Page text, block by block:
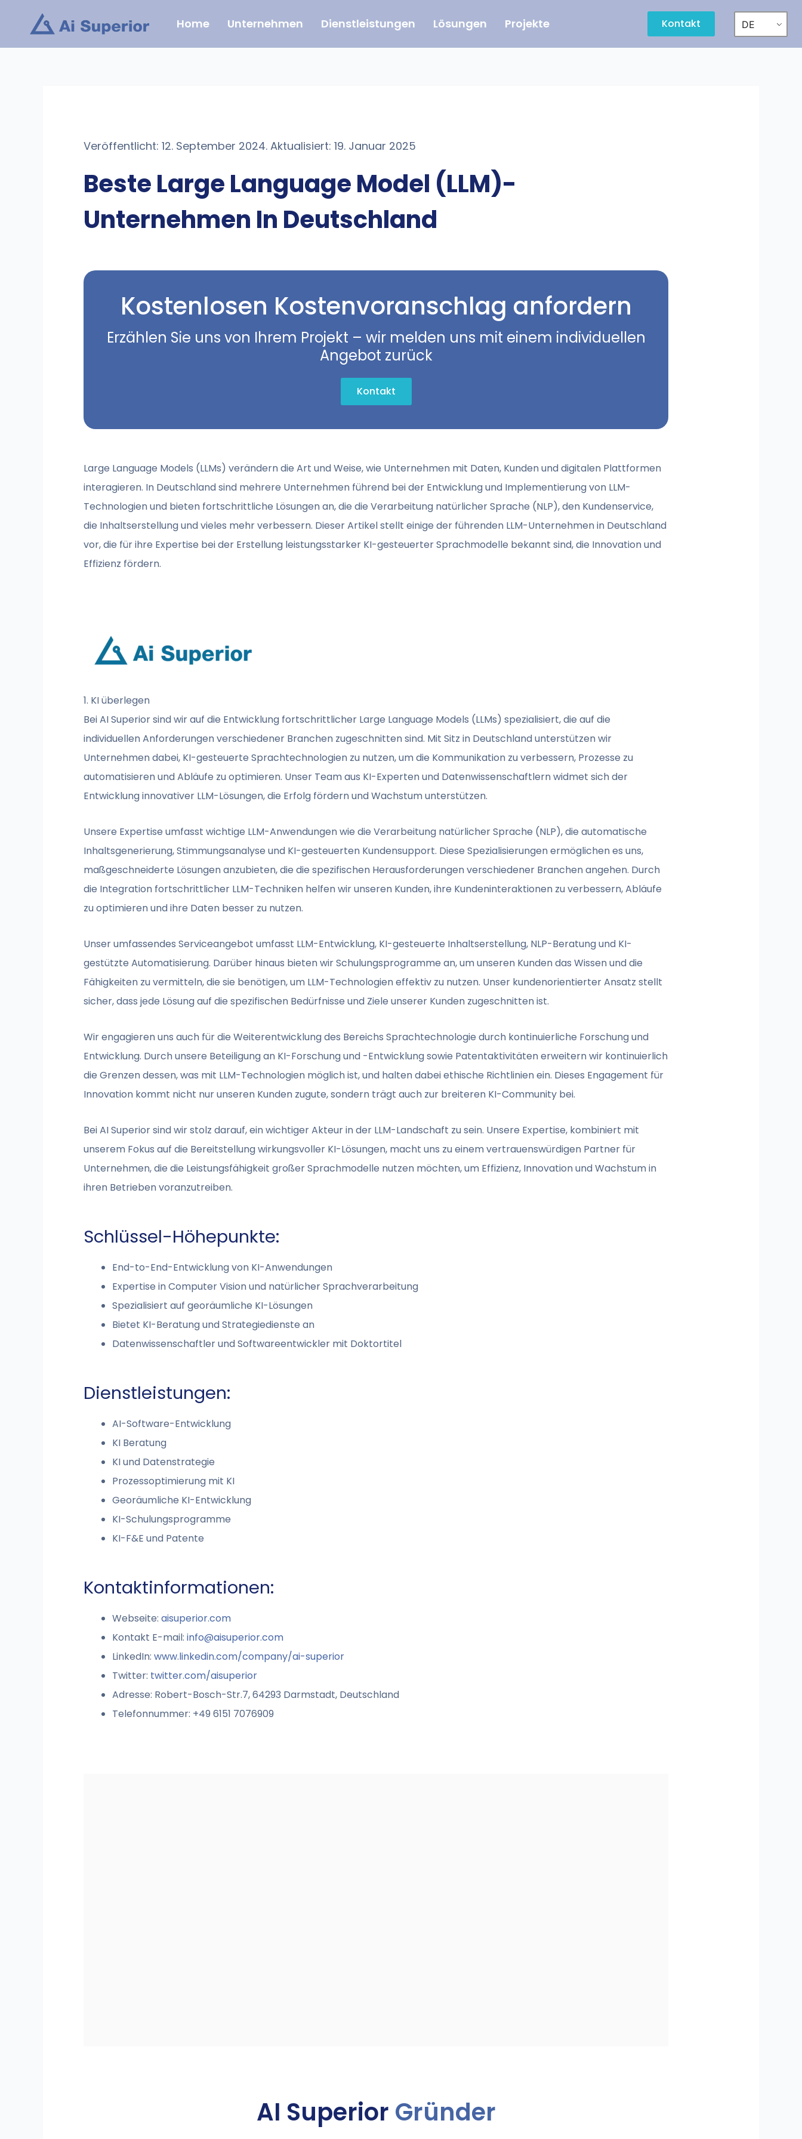
springen
Home Unternehmen Dienstleistungen Lösungen Projekte Kontakt DE
Veröffentlicht: 12. September 2024. Aktualisiert: 19. Januar 2025
Beste Large Language Model (LLM)-
Unternehmen In Deutschland
Kostenlosen Kostenvoranschlag anfordern
Erzählen Sie uns von Ihrem Projekt – wir melden uns mit einem individuellen
Angebot zurück
Kontakt
Large Language Models (LLMs) verändern die Art und Weise, wie Unternehmen mit Daten, Kunden und digitalen Plattformen
interagieren. In Deutschland sind mehrere Unternehmen führend bei der Entwicklung und Implementierung von LLM-
Technologien und bieten fortschrittliche Lösungen an, die die Verarbeitung natürlicher Sprache (NLP), den Kundenservice,
die Inhaltserstellung und vieles mehr verbessern. Dieser Artikel stellt einige der führenden LLM-Unternehmen in Deutschland
vor, die für ihre Expertise bei der Erstellung leistungsstarker KI-gesteuerter Sprachmodelle bekannt sind, die Innovation und
Effizienz fördern.
1. KI überlegen
Bei AI Superior sind wir auf die Entwicklung fortschrittlicher Large Language Models (LLMs) spezialisiert, die auf die
individuellen Anforderungen verschiedener Branchen zugeschnitten sind. Mit Sitz in Deutschland unterstützen wir
Unternehmen dabei, KI-gesteuerte Sprachtechnologien zu nutzen, um die Kommunikation zu verbessern, Prozesse zu
automatisieren und Abläufe zu optimieren. Unser Team aus KI-Experten und Datenwissenschaftlern widmet sich der
Entwicklung innovativer LLM-Lösungen, die Erfolg fördern und Wachstum unterstützen.
Unsere Expertise umfasst wichtige LLM-Anwendungen wie die Verarbeitung natürlicher Sprache (NLP), die automatische
Inhaltsgenerierung, Stimmungsanalyse und KI-gesteuerten Kundensupport. Diese Spezialisierungen ermöglichen es uns,
maßgeschneiderte Lösungen anzubieten, die die spezifischen Herausforderungen verschiedener Branchen angehen. Durch
die Integration fortschrittlicher LLM-Techniken helfen wir unseren Kunden, ihre Kundeninteraktionen zu verbessern, Abläufe
zu optimieren und ihre Daten besser zu nutzen.
Unser umfassendes Serviceangebot umfasst LLM-Entwicklung, KI-gesteuerte Inhaltserstellung, NLP-Beratung und KI-
gestützte Automatisierung. Darüber hinaus bieten wir Schulungsprogramme an, um unseren Kunden das Wissen und die
Fähigkeiten zu vermitteln, die sie benötigen, um LLM-Technologien effektiv zu nutzen. Unser kundenorientierter Ansatz stellt
sicher, dass jede Lösung auf die spezifischen Bedürfnisse und Ziele unserer Kunden zugeschnitten ist.
Wir engagieren uns auch für die Weiterentwicklung des Bereichs Sprachtechnologie durch kontinuierliche Forschung und
Entwicklung. Durch unsere Beteiligung an KI-Forschung und -Entwicklung sowie Patentaktivitäten erweitern wir kontinuierlich
die Grenzen dessen, was mit LLM-Technologien möglich ist, und halten dabei ethische Richtlinien ein. Dieses Engagement für
Innovation kommt nicht nur unseren Kunden zugute, sondern trägt auch zur breiteren KI-Community bei.
Bei AI Superior sind wir stolz darauf, ein wichtiger Akteur in der LLM-Landschaft zu sein. Unsere Expertise, kombiniert mit
unserem Fokus auf die Bereitstellung wirkungsvoller KI-Lösungen, macht uns zu einem vertrauenswürdigen Partner für
Unternehmen, die die Leistungsfähigkeit großer Sprachmodelle nutzen möchten, um Effizienz, Innovation und Wachstum in
ihren Betrieben voranzutreiben.
Schlüssel-Höhepunkte:
End-to-End-Entwicklung von KI-Anwendungen
Expertise in Computer Vision und natürlicher Sprachverarbeitung
Spezialisiert auf georäumliche KI-Lösungen
Bietet KI-Beratung und Strategiedienste an
Datenwissenschaftler und Softwareentwickler mit Doktortitel
Dienstleistungen:
AI-Software-Entwicklung
KI Beratung
KI und Datenstrategie
Prozessoptimierung mit KI
Georäumliche KI-Entwicklung
KI-Schulungsprogramme
KI-F&E und Patente
Kontaktinformationen:
Webseite: aisuperior.com
Kontakt E-mail: info@aisuperior.com
LinkedIn: www.linkedin.com/company/ai-superior
Twitter: twitter.com/aisuperior
Adresse: Robert-Bosch-Str.7, 64293 Darmstadt, Deutschland
Telefonnummer: +49 6151 7076909
AI Superior Gründer